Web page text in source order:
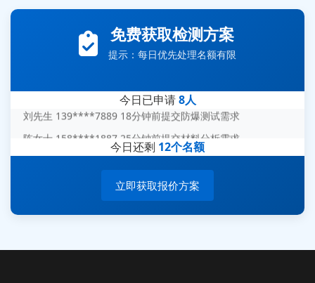
免费获取检测方案
提示：每日优先处理名额有限
今日已申请8人
李女士 159****5393 3分钟前提交可靠性测试需求
王经理 186****9012 7分钟前提交并网/涉网试验需求
刘先生 139****7889 18分钟前提交防爆测试需求
杨经理 187****6696 30分钟前提交无人机测试需求
周总 136****0539 35分钟前提交机器人测试需求
今日还剩 12个名额
立即获取报价方案